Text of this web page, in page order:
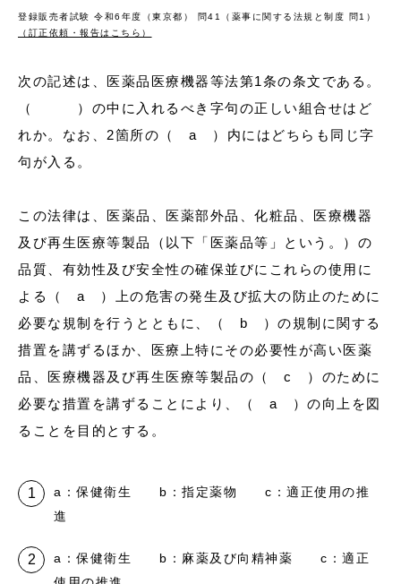
登録販売者試験 令和6年度（東京都） 問41（薬事に関する法規と制度 問1）
（訂正依頼・報告はこちら）
次の記述は、医薬品医療機器等法第1条の条文である。
（ ）の中に入れるべき字句の正しい組合せはど
れか。なお、2箇所の（ a ）内にはどちらも同じ字
句が入る。
この法律は、医薬品、医薬部外品、化粧品、医療機器
及び再生医療等製品（以下「医薬品等」という。）の
品質、有効性及び安全性の確保並びにこれらの使用に
よる（ a ）上の危害の発生及び拡大の防止のために
必要な規制を行うとともに、（ b ）の規制に関する
措置を講ずるほか、医療上特にその必要性が高い医薬
品、医療機器及び再生医療等製品の（ c ）のために
必要な措置を講ずることにより、（ a ）の向上を図
ることを目的とする。
a：保健衛生 b：指定薬物 c：適正使用の推
進
a：保健衛生 b：麻薬及び向精神薬 c：適正